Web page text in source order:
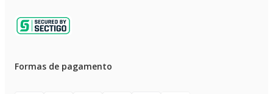
Formas de pagamento